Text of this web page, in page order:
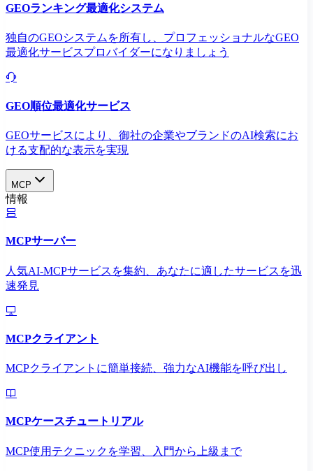
GEOランキング最適化システム
独自のGEOシステムを所有し、プロフェッショナルなGEO
最適化サービスプロバイダーになりましょう
GEO順位最適化サービス
GEOサービスにより、御社の企業やブランドのAI検索にお
ける支配的な表示を実現​
MCP
情報
MCPサーバー
人気AI-MCPサービスを集約、あなたに適したサービスを迅
速発見
MCPクライアント
MCPクライアントに簡単接続、強力なAI機能を呼び出し
MCPケースチュートリアル
MCP使用テクニックを学習、入門から上級まで